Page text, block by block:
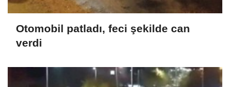
Otomobil patladı, feci şekilde can
verdi